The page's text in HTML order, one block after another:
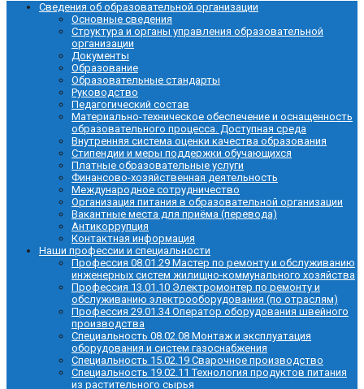
Сведения об образовательной организации
Основные сведения
Структура и органы управления образовательной
организации
Документы
Образование
Образовательные стандарты
Руководство
Педагогический состав
Материально-техническое обеспечение и оснащенность
образовательного процесса. Доступная среда
Внутренняя система оценки качества образования
Стипендии и меры поддержки обучающихся
Платные образовательные услуги
Финансово-хозяйственная деятельность
Международное сотрудничество
Организация питания в образовательной организации
Вакантные места для приёма (перевода)
Антикоррупция
Контактная информация
Наши профессии и специальности
Профессия 08.01.29 Мастер по ремонту и обслуживанию
инженерных систем жилищно-коммунального хозяйства
Профессия 13.01.10 Электромонтер по ремонту и
обслуживанию электрооборудования (по отраслям)
Профессия 29.01.34 Оператор оборудования швейного
производства
Специальность 08.02.08 Монтаж и эксплуатация
оборудования и систем газоснабжения
Специальность 15.02.19 Сварочное производство
Специальность 19.02.11 Технология продуктов питания
из растительного сырья